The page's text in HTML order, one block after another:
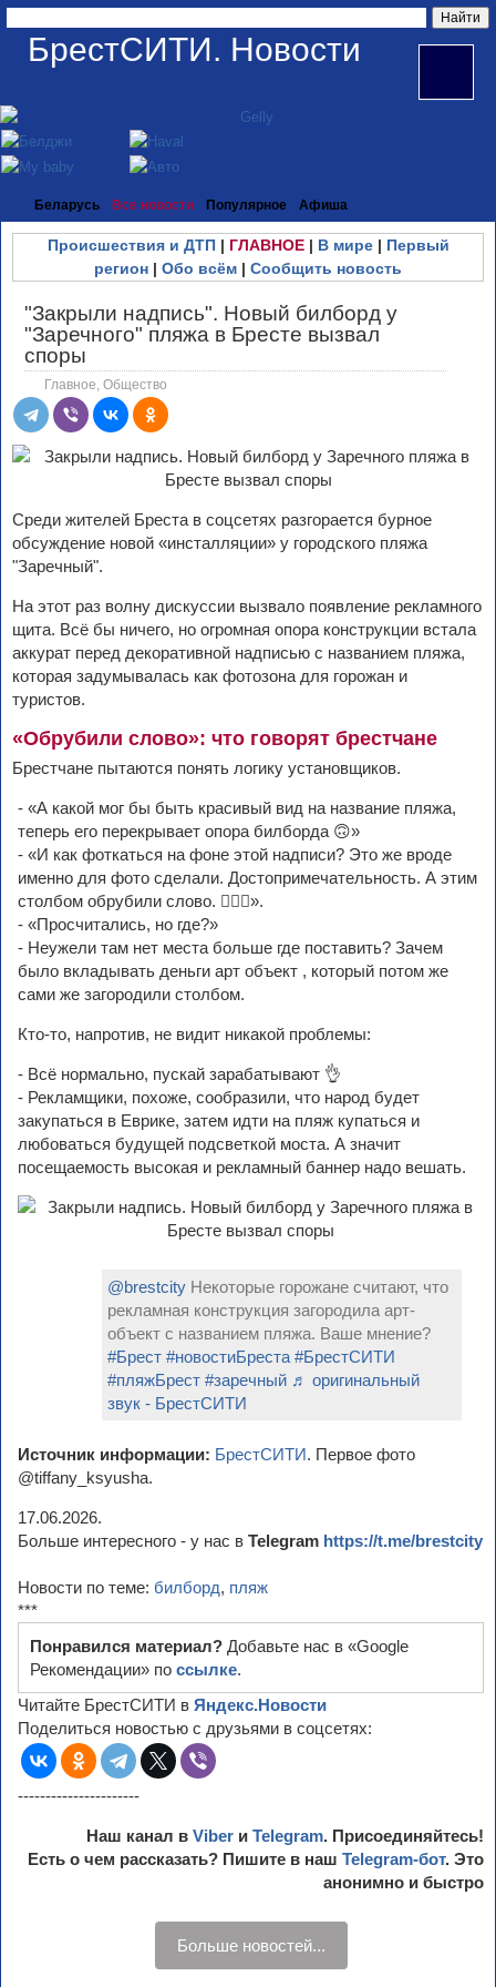
БрестСИТИ. Новости
Беларусь Все новости Популярное Афиша
Происшествия и ДТП| ГЛАВНОЕ| В мире| Первый
регион | Обо всём | Сообщить новость
"Закрыли надпись". Новый билборд у
"Заречного" пляжа в Бресте вызвал
споры
Главное Общество
Среди жителей Бреста в соцсетях разгорается бурное
обсуждение новой «инсталляции» у городского пляжа
"Заречный".
На этот раз волну дискуссии вызвало появление рекламного
щита. Всё бы ничего, но огромная опора конструкции встала
аккурат перед декоративной надписью с названием пляжа,
которая задумывалась как фотозона для горожан и
туристов.
«Обрубили слово»: что говорят брестчане
Брестчане пытаются понять логику установщиков.
- «А какой мог бы быть красивый вид на название пляжа,
теперь его перекрывает опора билборда 🙃»
- «И как фоткаться на фоне этой надписи? Это же вроде
именно для фото сделали. Достопримечательность. А этим
столбом обрубили слово. 🤦🏻‍♀️».
- «Просчитались, но где?»
- Неужели там нет места больше где поставить? Зачем
было вкладывать деньги арт объект , который потом же
сами же загородили столбом.
Кто-то, напротив, не видит никакой проблемы:
- Всё нормально, пускай зарабатывают 👌
- Рекламщики, похоже, сообразили, что народ будет
закупаться в Еврике, затем идти на пляж купаться и
любоваться будущей подсветкой моста. А значит
посещаемость высокая и рекламный баннер надо вешать.
@brestcity Некоторые горожане считают, что
рекламная конструкция загородила арт-
объект с названием пляжа. Ваше мнение?
#Брест #новостиБреста #БрестСИТИ
#пляжБрест #заречный ♬ оригинальный
звук - БрестСИТИ
Источник информации: БрестСИТИ. Первое фото
@tiffany_ksyusha.
17.06.2026.
Больше интересного - у нас в Telegram https://t.me/brestcity
Новости по теме: билборд, пляж
***
Понравился материал? Добавьте нас в «Google
Рекомендации» по ссылке.
Читайте БрестСИТИ в Яндекс.Новости
Поделиться новостью с друзьями в соцсетях:
----------------------
Наш канал в Viber и Telegram. Присоединяйтесь!
Есть о чем рассказать? Пишите в наш Telegram-бот. Это
анонимно и быстро
Больше новостей...